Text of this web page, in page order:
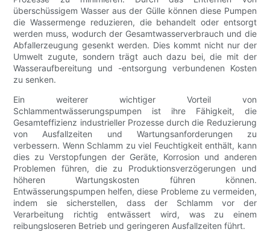
überschüssigem Wasser aus der Gülle können diese Pumpen
die Wassermenge reduzieren, die behandelt oder entsorgt
werden muss, wodurch der Gesamtwasserverbrauch und die
Abfallerzeugung gesenkt werden. Dies kommt nicht nur der
Umwelt zugute, sondern trägt auch dazu bei, die mit der
Wasseraufbereitung und -entsorgung verbundenen Kosten
zu senken.
Ein weiterer wichtiger Vorteil von
Schlammentwässerungspumpen ist ihre Fähigkeit, die
Gesamteffizienz industrieller Prozesse durch die Reduzierung
von Ausfallzeiten und Wartungsanforderungen zu
verbessern. Wenn Schlamm zu viel Feuchtigkeit enthält, kann
dies zu Verstopfungen der Geräte, Korrosion und anderen
Problemen führen, die zu Produktionsverzögerungen und
höheren Wartungskosten führen können.
Entwässerungspumpen helfen, diese Probleme zu vermeiden,
indem sie sicherstellen, dass der Schlamm vor der
Verarbeitung richtig entwässert wird, was zu einem
reibungsloseren Betrieb und geringeren Ausfallzeiten führt.